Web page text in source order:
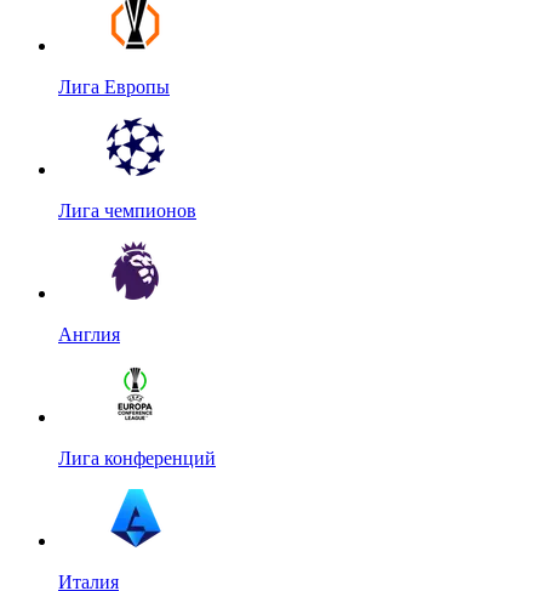
Лига Европы
Лига чемпионов
Англия
Лига конференций
Италия